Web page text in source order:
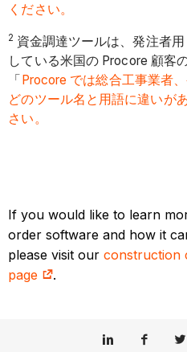
ください。
2 資金調達ツールは、発注者
している米国の Procore 顧客
「Procore では総合工事業者
どのツール名と用語に違いが
さい。
If you would like to learn
order software and how it
please visit ourconstruction
page
.